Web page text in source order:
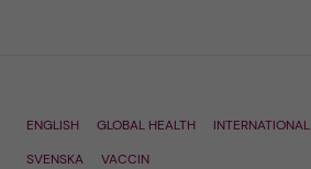
ENGLISH GLOBAL HEALTH INTERNATIONAL
SVENSKA
VACCIN